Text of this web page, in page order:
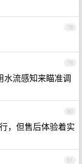
78
79
水流感知来瞄准调
80
，但售后体验着实
81